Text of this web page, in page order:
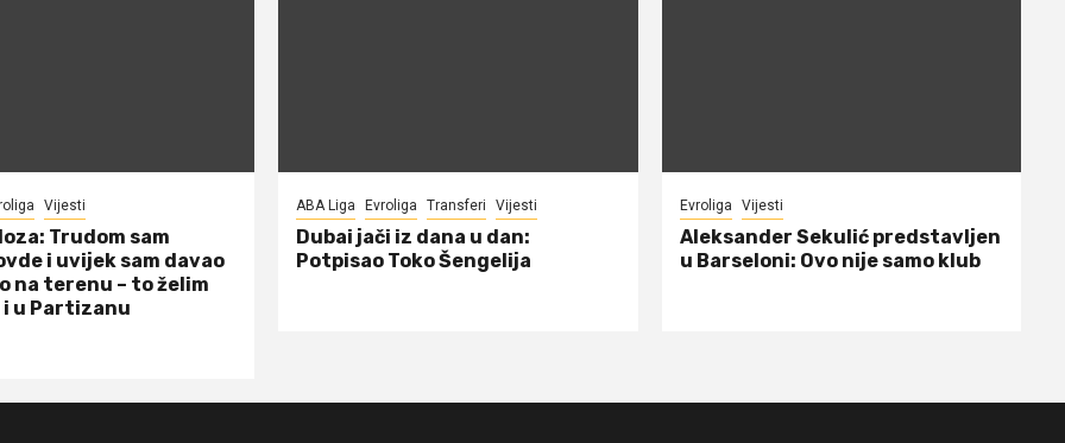
Vijesti
Trudom sam
i uvijek sam davao
na terenu – to želim
u Partizanu
ABA Liga Evroliga Transferi Vijesti
Dubai jači iz dana u dan:
Potpisao Toko Šengelija
Evroliga Vijesti
Aleksander Sekulić predstavljen
u Barseloni: Ovo nije samo klub